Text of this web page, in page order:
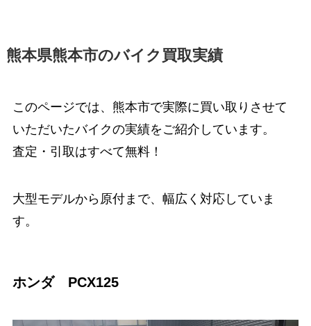
熊本県熊本市のバイク買取実績
このページでは、熊本市で実際に買い取りさせて
いただいたバイクの実績をご紹介しています。
査定・引取はすべて無料！
大型モデルから原付まで、幅広く対応していま
す。
ホンダ PCX125